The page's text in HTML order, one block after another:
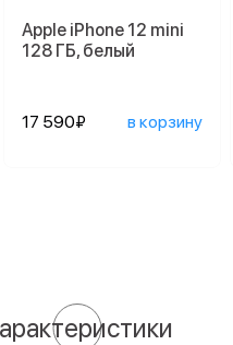
Apple iPhone 12 mini
128 ГБ, белый
17 590₽ в корзину